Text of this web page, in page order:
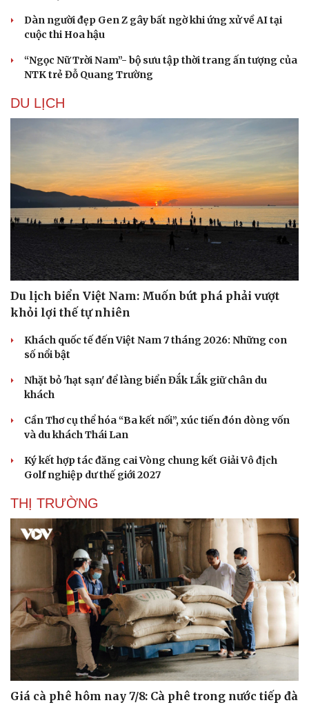
Săn Tour
check-in
Podcast
Câu chuyện thời sự
Đọc truyện đêm khuya
Cửa sổ tình yêu
Kể chuyện cho bé
Hạt giống tâm hồn
Dàn người đẹp Gen Z gây bất ngờ khi ứng xử về AI tại
cuộc thi Hoa hậu
“Ngọc Nữ Trời Nam”- bộ sưu tập thời trang ấn tượng của
NTK trẻ Đỗ Quang Trường
DU LỊCH
Du lịch biển Việt Nam: Muốn bứt phá phải vượt
khỏi lợi thế tự nhiên
Khách quốc tế đến Việt Nam 7 tháng 2026: Những con
số nổi bật
Nhặt bỏ 'hạt sạn' để làng biển Đắk Lắk giữ chân du
khách
Cần Thơ cụ thể hóa “Ba kết nối”, xúc tiến đón dòng vốn
và du khách Thái Lan
Ký kết hợp tác đăng cai Vòng chung kết Giải Vô địch
Golf nghiệp dư thế giới 2027
THỊ TRƯỜNG
Giá cà phê hôm nay 7/8: Cà phê trong nước tiếp đà